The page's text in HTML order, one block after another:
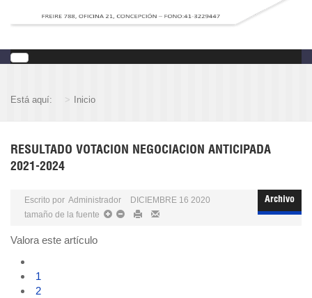
Está aquí: Inicio
RESULTADO VOTACION NEGOCIACION ANTICIPADA
2021-2024
Archivo
Escrito por Administrador
DICIEMBRE 16 2020
tamaño de la fuente
Valora este artículo
1
2